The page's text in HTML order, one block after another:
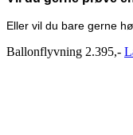
Eller vil du bare gerne
Ballonflyvning 2.395,-